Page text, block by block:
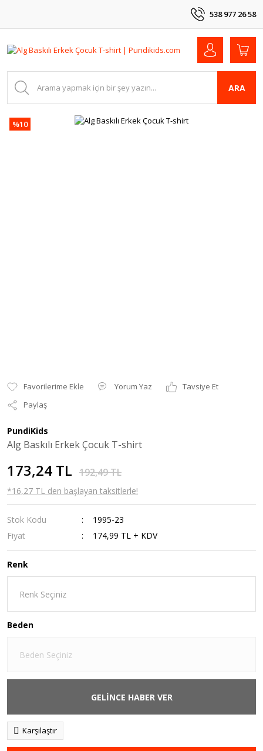
538 977 26 58
ARA
%10
Yorum Yaz
Tavsiye Et
Paylaş
PundiKids
Alg Baskılı Erkek Çocuk T-shirt
173,24 TL 192,49 TL
*16,27 TL den başlayan taksitlerle!
Stok Kodu
1995-23
Fiyat
174,99 TL + KDV
Renk
Beden
GELİNCE HABER VER
Karşılaştır